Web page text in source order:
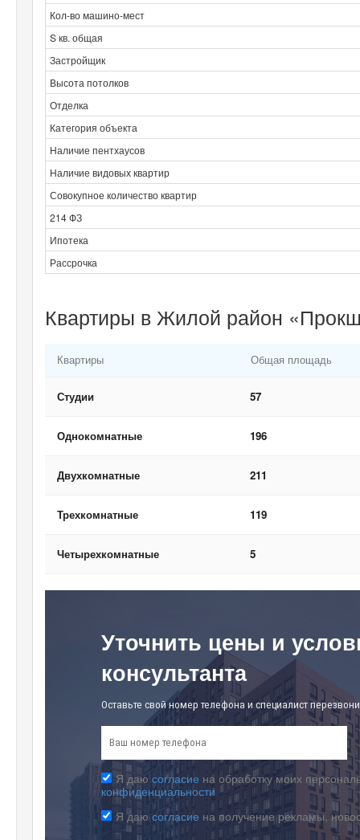
Кол-во машино-мест
S кв. общая
Застройщик
Высота потолков
Отделка
Категория объекта
Наличие пентхаусов
Наличие видовых квартир
Совокупное количество квартир
214 ФЗ
Ипотека
Рассрочка
Квартиры в Жилой район
Квартиры Общая площадь
Студии 57
Однокомнатные 196
Двухкомнатные 211
Трехкомнатные 119
Четырехкомнатные 5
Уточнить цены и
консультанта
Оставьте свой номер телефона и специалист
Я даюсогласие на обработку моих
конфиденциальности
Я даюсогласие на получение рекламы,